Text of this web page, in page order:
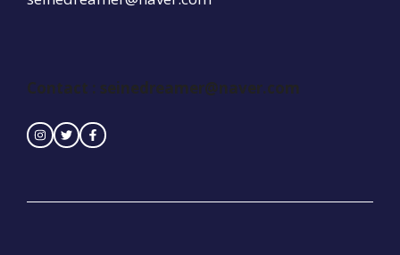
Contact : seinedreamer@naver.com